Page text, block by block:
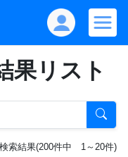
果リスト
索結果(200件中 1～20件)